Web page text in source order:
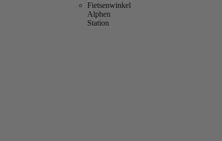
Fietsenwinkel
Alphen
Station